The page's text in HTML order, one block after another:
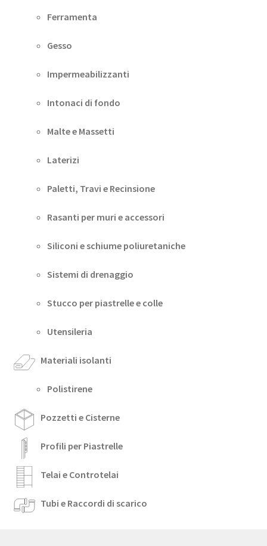
Ferramenta
Gesso
Impermeabilizzanti
Intonaci di fondo
Malte e Massetti
Laterizi
Paletti, Travi e Recinsione
Rasanti per muri e accessori
Siliconi e schiume poliuretaniche
Sistemi di drenaggio
Stucco per piastrelle e colle
Utensileria
Materiali isolanti
Polistirene
Pozzetti e Cisterne
Profili per Piastrelle
Telai e Controtelai
Tubi e Raccordi di scarico